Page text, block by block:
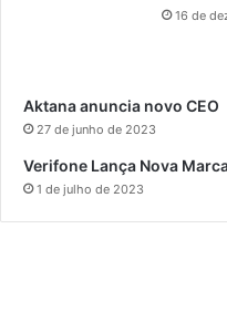
16 de
Aktana anuncia novo CEO
27 de junho de 2023
Verifone Lança Nova
1 de julho de 2023